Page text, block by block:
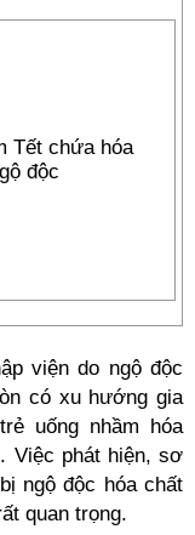
Tết chứa hóa
độc
viện do ngộ độc
có xu hướng gia
uống nhầm hóa
Việc phát hiện, sơ
ngộ độc hóa chất
quan trọng.